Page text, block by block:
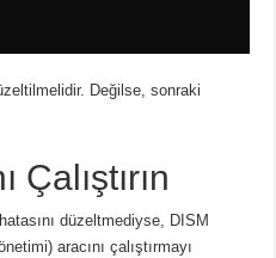
Değilse, sonraki
Çalıştırın
düzeltmediyse, DISM
aracını çalıştırmayı